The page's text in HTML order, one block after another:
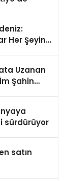
Her Şeyin
Uzanan
Şahin
sürdürüyor
satın